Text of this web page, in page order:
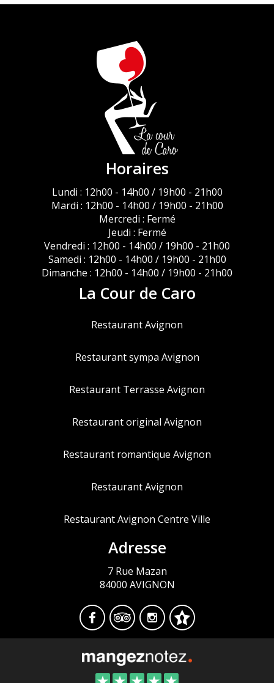
Horaires
Lundi : 12h00 - 14h00 / 19h00 - 21h00
Mardi : 12h00 - 14h00 / 19h00 - 21h00
Mercredi : Fermé
Jeudi : Fermé
Vendredi : 12h00 - 14h00 / 19h00 - 21h00
Samedi : 12h00 - 14h00 / 19h00 - 21h00
Dimanche : 12h00 - 14h00 / 19h00 - 21h00
La Cour de Caro
Restaurant Avignon
Restaurant sympa Avignon
Restaurant Terrasse Avignon
Restaurant original Avignon
Restaurant romantique Avignon
Restaurant Avignon
Restaurant Avignon Centre Ville
Adresse
7 Rue Mazan
84000 AVIGNON